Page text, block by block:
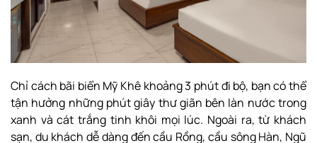
Chỉ cách bãi biển Mỹ Khê khoảng 3 phút đi bộ, bạn có thể
tận hưởng những phút giây thư giãn bên làn nước trong
xanh và cát trắng tinh khôi mọi lúc. Ngoài ra, từ khách
sạn, du khách dễ dàng đến cầu Rồng, cầu sông Hàn, Ngũ